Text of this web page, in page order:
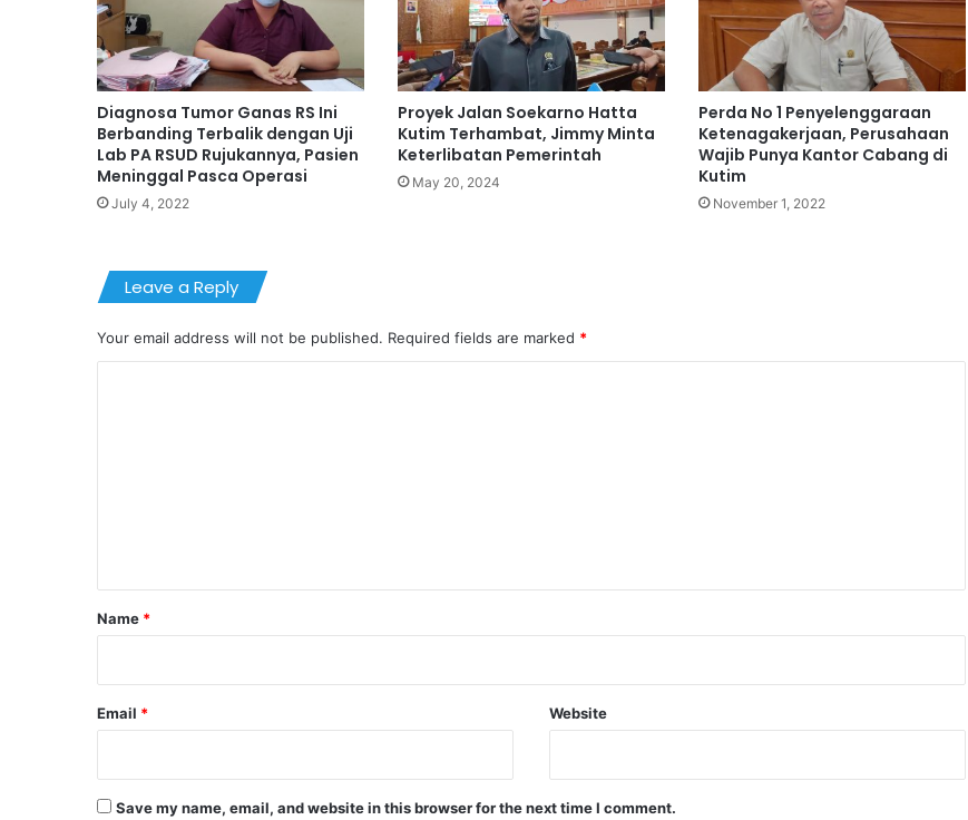
Diagnosa Tumor Ganas RS Ini
Berbanding Terbalik dengan Uji
Lab PA RSUD Rujukannya, Pasien
Meninggal Pasca Operasi
July 4, 2022
Proyek Jalan Soekarno Hatta
Kutim Terhambat, Jimmy Minta
Keterlibatan Pemerintah
May 20, 2024
Perda No 1 Penyelenggaraan
Ketenagakerjaan, Perusahaan
Wajib Punya Kantor Cabang di
Kutim
November 1, 2022
Leave a Reply
Your email address will not be published. Required fields are marked *
*
Name *
Email * Website
Save my name, email, and website in this browser for the next time I comment.